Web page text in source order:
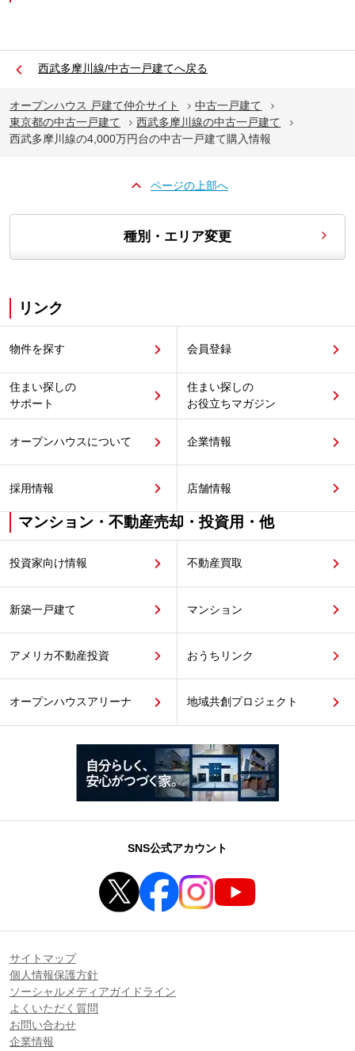
西武多摩川線/中古一戸建てへ戻る
オープンハウス 戸建て仲介サイト
中古一戸建て
東京都の中古一戸建て
西武多摩川線の中古一戸建て
西武多摩川線の4,000万円台の中古一戸建て購入情報
ページの上部へ
種別・エリア変更
リンク
物件を探す 会員登録
住まい探しの
サポート
住まい探しの
お役立ちマガジン
オープンハウスについて 企業情報
採用情報 店舗情報
マンション・不動産売却・投資用・他
投資家向け情報 不動産買取
新築一戸建て マンション
アメリカ不動産投資 おうちリンク
オープンハウスアリーナ 地域共創プロジェクト
SNS公式アカウント
サイトマップ
個人情報保護方針
ソーシャルメディアガイドライン
よくいただく質問
お問い合わせ
企業情報